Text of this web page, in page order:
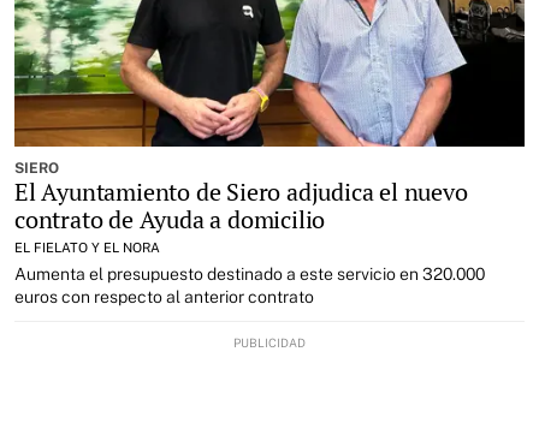
SIERO
El Ayuntamiento de Siero adjudica el nuevo
contrato de Ayuda a domicilio
EL FIELATO Y EL NORA
Aumenta el presupuesto destinado a este servicio en 320.000
euros con respecto al anterior contrato